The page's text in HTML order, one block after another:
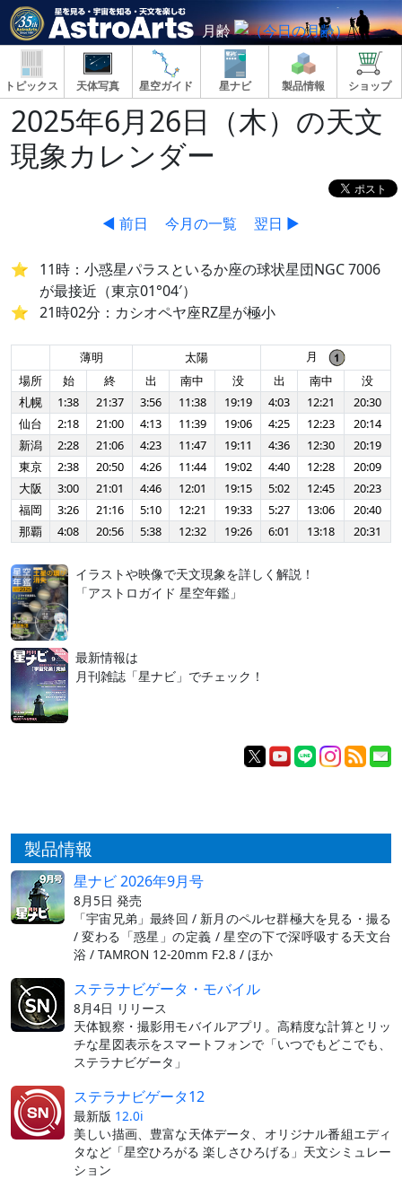
月齢
トピックス 天体写真 星空ガイド 星ナビ 製品情報 ショップ
2025年6月26日（木）の天文
現象カレンダー
◀ 前日 今月の一覧 翌日 ▶
11時：小惑星パラスといるか座の球状星団NGC 7006
が最接近（東京01°04′）
21時02分：カシオペヤ座RZ星が極小
薄明 太陽
月
場所
始 終 出 南中 没 出 南中
没
札幌
1:38 21:37 3:56 11:38 19:19 4:03 12:21
20:30
仙台
2:18 21:00 4:13 11:39 19:06 4:25 12:23
20:14
新潟
2:28 21:06 4:23 11:47 19:11 4:36 12:30
20:19
東京
2:38 20:50 4:26 11:44 19:02 4:40 12:28
20:09
大阪
3:00 21:01 4:46 12:01 19:15 5:02 12:45
20:23
福岡
3:26 21:16 5:10 12:21 19:33 5:27 13:06
20:40
那覇
4:08 20:56 5:38 12:32 19:26 6:01 13:18 20:31
イラストや映像で天文現象を詳しく解説！
「アストロガイド 星空年鑑」
最新情報は
月刊雑誌「星ナビ」でチェック！
製品情報
星ナビ 2026年9月号
8月5日 発売
「宇宙兄弟」最終回 / 新月のペルセ群極大を見る・撮る
/ 変わる「惑星」の定義 / 星空の下で深呼吸する天文台
浴 / TAMRON 12-20mm F2.8 / ほか
ステラナビゲータ・モバイル
8月4日 リリース
天体観察・撮影用モバイルアプリ。高精度な計算とリッ
チな星図表示をスマートフォンで「いつでもどこでも、
ステラナビゲータ」
ステラナビゲータ12
最新版 12.0i
美しい描画、豊富な天体データ、オリジナル番組エディ
タなど「星空ひろがる 楽しさひろげる」天文シミュレー
ション